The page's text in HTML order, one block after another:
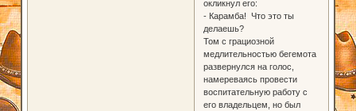
окликнул его:
- Карамба! Что это ты
делаешь?
Том с грациозной
медлительностью бегемота
развернулся на голос,
намереваясь провести
воспитательную работу с
его владельцем, но был